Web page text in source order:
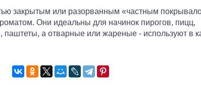
закрытым или разорванным «частным
Они идеальны для начинок пирогов, пицц,
паштеты, а отварные или жареные - используют в